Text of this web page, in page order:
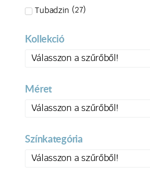
Tubadzin (27)
Kollekció
Válasszon a szűrőből!
Méret
Válasszon a szűrőből!
Színkategória
Válasszon a szűrőből!